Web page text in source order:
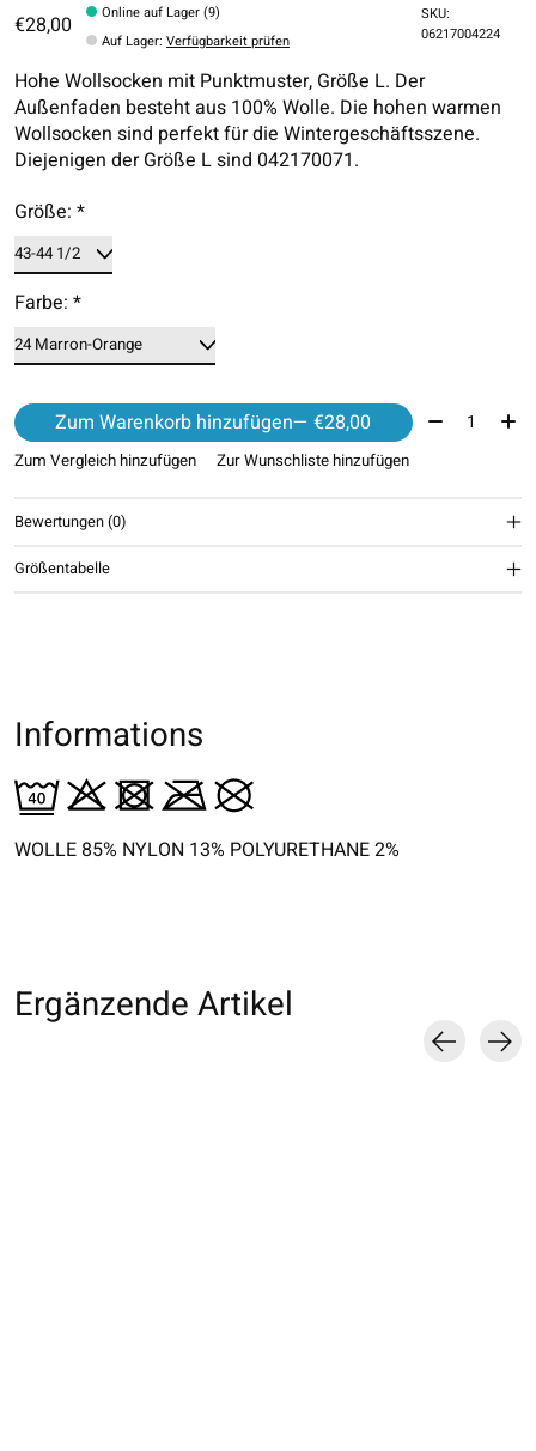
€28,00
Online auf Lager (9)
Auf Lager:Verfügbarkeit prüfen
SKU:
06217004224
Hohe Wollsocken mit Punktmuster, Größe L. Der
Außenfaden besteht aus 100% Wolle. Die hohen warmen
Wollsocken sind perfekt für die Wintergeschäftsszene.
Diejenigen der Größe L sind 042170071.
Größe: *
Farbe: *
Zum Warenkorb hinzufügen — €28,00 Menge:
Zum Vergleich hinzufügen Zur Wunschliste hinzufügen
Bewertungen (0)
Größentabelle
Informations
WOLLE 85% NYLON 13% POLYURETHANE 2%
Ergänzende Artikel